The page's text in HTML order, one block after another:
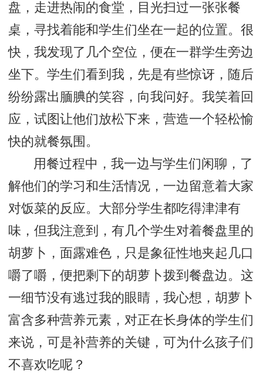
盘，走进热闹的食堂，目光扫过一张张餐
桌，寻找着能和学生们坐在一起的位置。很
快，我发现了几个空位，便在一群学生旁边
坐下。学生们看到我，先是有些惊讶，随后
纷纷露出腼腆的笑容，向我问好。我笑着回
应，试图让他们放松下来，营造一个轻松愉
快的就餐氛围。
用餐过程中，我一边与学生们闲聊，了
解他们的学习和生活情况，一边留意着大家
对饭菜的反应。大部分学生都吃得津津有
味，但我注意到，有几个学生对着餐盘里的
胡萝卜，面露难色，只是象征性地夹起几口
嚼了嚼，便把剩下的胡萝卜拨到餐盘边。这
一细节没有逃过我的眼睛，我心想，胡萝卜
富含多种营养元素，对正在长身体的学生们
来说，可是补营养的关键，可为什么孩子们
不喜欢吃呢？